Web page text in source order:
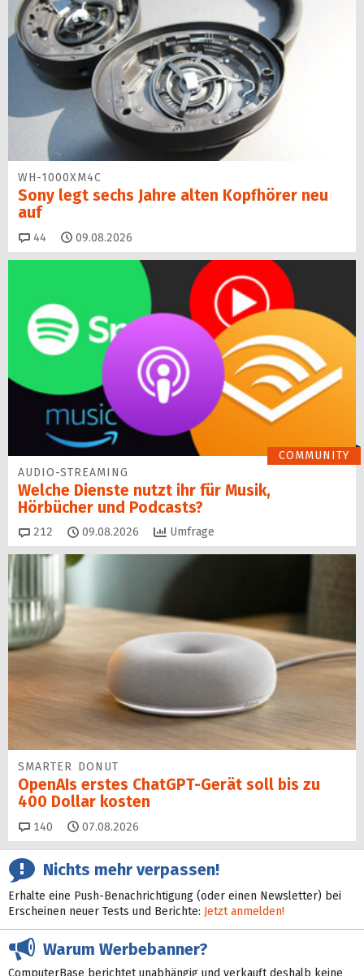
WH-1000XM4C
Sony legt sechs Jahre alten Kopfhörer neu
auf
44 Kommentare
09.08.2026
COMMUNITY
AUDIO-STREAMING
Welche Dienste nutzt ihr für Musik,
Hörbücher und Podcasts?
212 Kommentare
09.08.2026 Umfrage
SMARTER DONUT
OpenAIs erstes ChatGPT-Gerät soll bis zu
400 Dollar kosten
140 Kommentare
07.08.2026
Nichts mehr verpassen!
Erhalte eine Push-Benachrichtigung (oder einen Newsletter) bei
Erscheinen neuer Tests und Berichte: Jetzt anmelden!
Warum Werbebanner?